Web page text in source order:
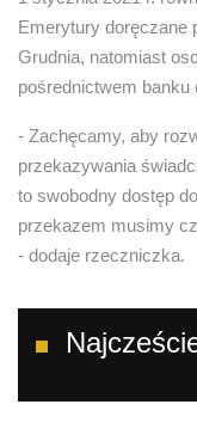
Emerytury doręczane
Grudnia, natomiast
pośrednictwem banku
- Zachęcamy, aby
przekazywania
to swobodny dostęp
przekazem musimy
- dodaje rzeczniczka.